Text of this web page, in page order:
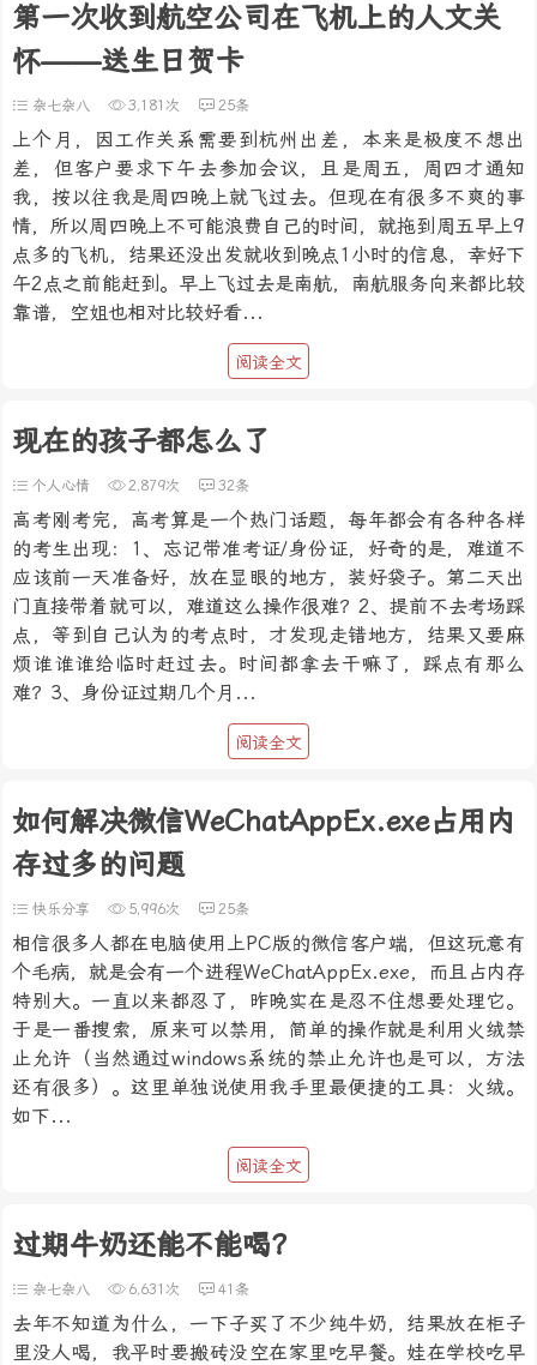
第一次收到航空公司在飞机上的人文关
怀——送生日贺卡
杂七杂八 3,181次 25条
上个月，因工作关系需要到杭州出差，本来是极度不想出
差，但客户要求下午去参加会议，且是周五，周四才通知
我，按以往我是周四晚上就飞过去。但现在有很多不爽的事
情，所以周四晚上不可能浪费自己的时间，就拖到周五早上9
点多的飞机，结果还没出发就收到晚点1小时的信息，幸好下
午2点之前能赶到。早上飞过去是南航，南航服务向来都比较
靠谱，空姐也相对比较好看...
阅读全文
现在的孩子都怎么了
个人心情 2,879次 32条
高考刚考完，高考算是一个热门话题，每年都会有各种各样
的考生出现：1、忘记带准考证/身份证，好奇的是，难道不
应该前一天准备好，放在显眼的地方，装好袋子。第二天出
门直接带着就可以，难道这么操作很难？2、提前不去考场踩
点，等到自己认为的考点时，才发现走错地方，结果又要麻
烦谁谁谁给临时赶过去。时间都拿去干嘛了，踩点有那么
难？3、身份证过期几个月...
阅读全文
如何解决微信WeChatAppEx.exe占用内
存过多的问题
快乐分享 5,996次 25条
相信很多人都在电脑使用上PC版的微信客户端，但这玩意有
个毛病，就是会有一个进程WeChatAppEx.exe，而且占内存
特别大。一直以来都忍了，昨晚实在是忍不住想要处理它。
于是一番搜索，原来可以禁用，简单的操作就是利用火绒禁
止允许（当然通过windows系统的禁止允许也是可以，方法
还有很多）。这里单独说使用我手里最便捷的工具：火绒。
如下...
阅读全文
过期牛奶还能不能喝？
杂七杂八 6,631次 41条
去年不知道为什么，一下子买了不少纯牛奶，结果放在柜子
里没人喝，我平时要搬砖没空在家里吃早餐。娃在学校吃早